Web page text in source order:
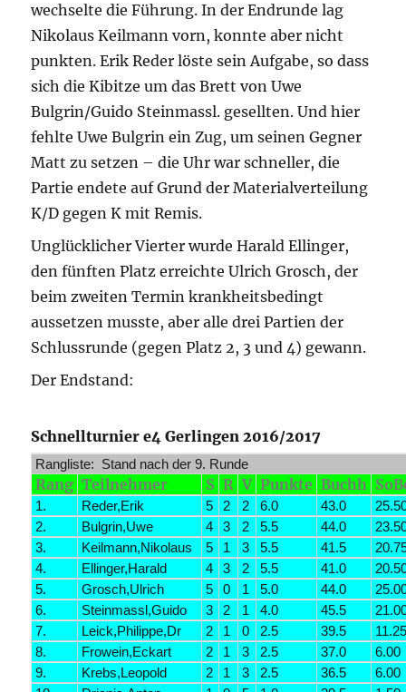
wechselte die Führung. In der Endrunde lag
Nikolaus Keilmann vorn, konnte aber nicht
punkten. Erik Reder löste sein Aufgabe, so dass
sich die Kibitze um das Brett von Uwe
Bulgrin/Guido Steinmassl. gesellten. Und hier
fehlte Uwe Bulgrin ein Zug, um seinen Gegner
Matt zu setzen – die Uhr war schneller, die
Partie endete auf Grund der Materialverteilung
K/D gegen K mit Remis.
Unglücklicher Vierter wurde Harald Ellinger,
den fünften Platz erreichte Ulrich Grosch, der
beim zweiten Termin krankheitsbedingt
aussetzen musste, aber alle drei Partien der
Schlussrunde (gegen Platz 2, 3 und 4) gewann.
Der Endstand:
Schnellturnier e4 Gerlingen 2016/2017
Rangliste: Stand nach der 9. Runde
Rang Teilnehmer S R V Punkte Buchh
1. Reder,Erik 5 2 2 6.0 43.0
2.
Bulgrin,Uwe 4 3 2 5.5 44.0
3.
Keilmann,Nikolaus 5 1 3 5.5 41.5
4.
Ellinger,Harald 4 3 2 5.5 41.0
5.
Grosch,Ulrich 5 0 1 5.0 44.0
6.
Steinmassl,Guido 3 2 1 4.0 45.5
7.
Leick,Philippe,Dr 2 1 0 2.5 39.5
8.
Frowein,Eckart 2 1 3 2.5 37.0
6.00
9.
Krebs,Leopold 2 1 3 2.5 36.5
6.00